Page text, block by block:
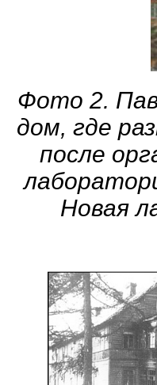
Фото 2.
дом, где
после
Новая